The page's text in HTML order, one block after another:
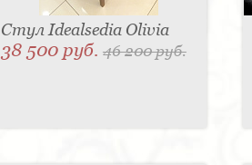
Стул Idealsedia Olivia
38 500 руб. 46 200 руб.